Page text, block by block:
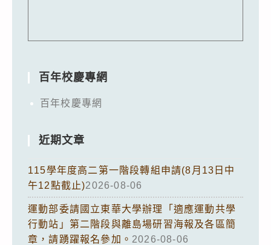
百年校慶專網
百年校慶專網
近期文章
115學年度高二第一階段轉組申請(8月13日中
午12點截止)2026-08-06
運動部委請國立東華大學辦理「適應運動共學
行動站」第二階段與離島場研習海報及各區簡
章，請踴躍報名參加。 2026-08-06